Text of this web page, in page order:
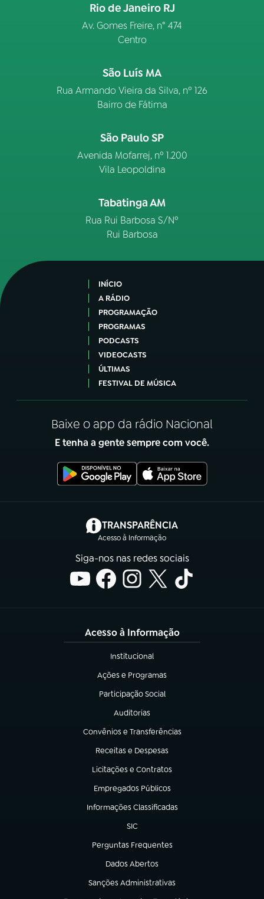
Rio de Janeiro RJ
Av. Gomes Freire, n° 474
Centro
São Luís MA
Rua Armando Vieira da Silva, nº 126
Bairro de Fátima
São Paulo SP
Avenida Mofarrej, nº 1.200
Vila Leopoldina
Tabatinga AM
Rua Rui Barbosa S/Nº
Rui Barbosa
INÍCIO
A RÁDIO
PROGRAMAÇÃO
PROGRAMAS
PODCASTS
VIDEOCASTS
ÚLTIMAS
FESTIVAL DE MÚSICA
Baixe o app da rádio Nacional
E tenha a gente sempre com você.
TRANSPARÊNCIA
Acesso à Informação
(abre em nova aba)
Siga-nos nas redes sociais
Acesso à Informação
Institucional
(abre em nova aba)
Ações e Programas
(abre em nova aba)
Participação Social
(abre em nova aba)
Auditorias
(abre em nova aba)
Convênios e Transferências
(abre em nova aba)
Receitas e Despesas
(abre em nova aba)
Licitações e Contratos
(abre em nova aba)
Empregados Públicos
(abre em nova aba)
Informações Classificadas
(abre em nova aba)
SIC
(abre em nova aba)
Perguntas Frequentes
(abre em nova aba)
Dados Abertos
(abre em nova aba)
Sanções Administrativas
(abre em nova aba)